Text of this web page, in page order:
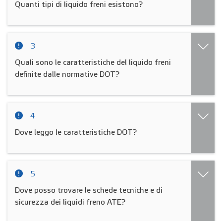
Quanti tipi di liquido freni esistono?
3
Quali sono le caratteristiche del liquido freni
definite dalle normative DOT?
4
Dove leggo le caratteristiche DOT?
5
Dove posso trovare le schede tecniche e di
sicurezza dei liquidi freno ATE?